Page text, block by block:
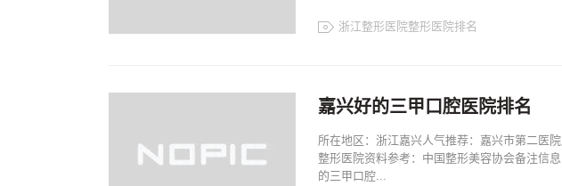
浙江整形医院整形医院排名
浙江整形排名
嘉兴好的三甲口腔医院排名
所在地区：浙江嘉兴人气推荐：嘉兴市第二医
整形医院资料参考：中国整形美容协会备注信
的三甲口腔...